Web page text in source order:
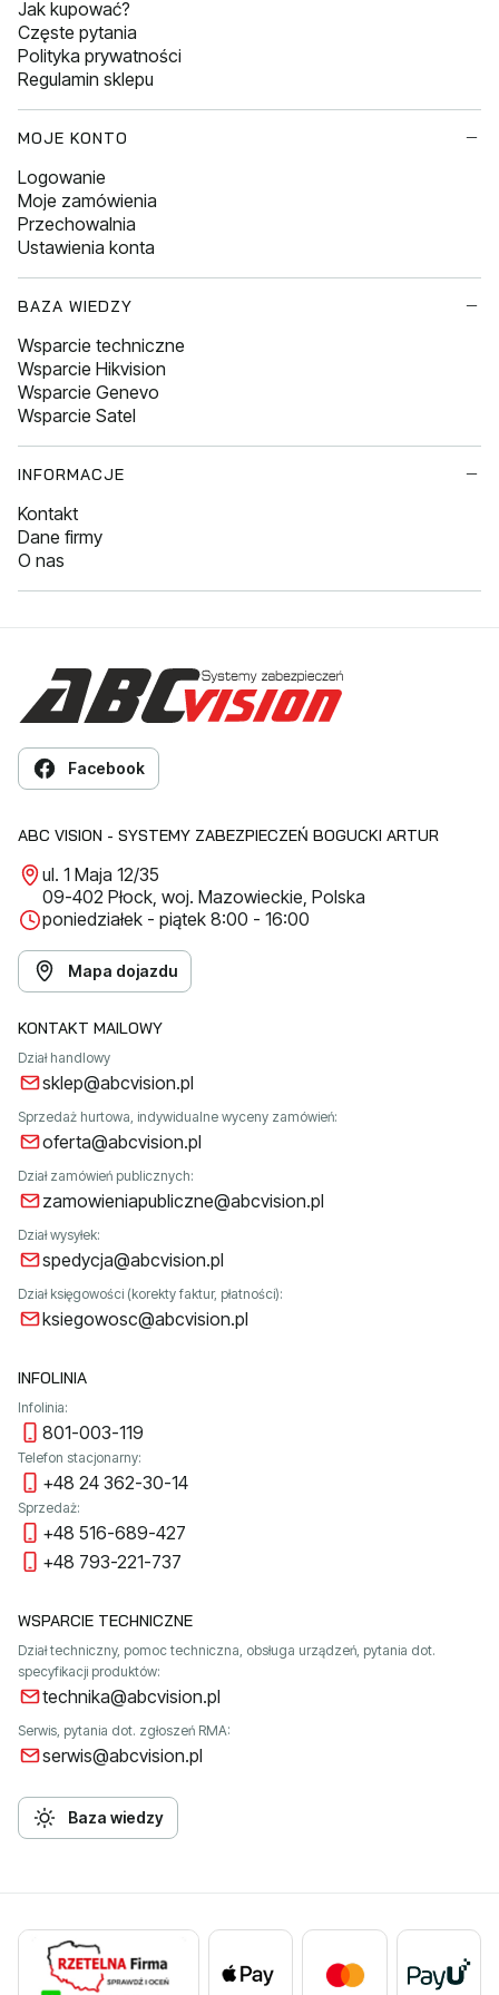
Jak kupować?
Częste pytania
Polityka prywatności
Regulamin sklepu
MOJE KONTO
Logowanie
Moje zamówienia
Przechowalnia
Ustawienia konta
BAZA WIEDZY
Wsparcie techniczne
Wsparcie Hikvision
Wsparcie Genevo
Wsparcie Satel
INFORMACJE
Kontakt
Dane firmy
O nas
Facebook
ABC VISION - SYSTEMY ZABEZPIECZEŃ BOGUCKI ARTUR
ul. 1 Maja 12/35
09-402 Płock, woj. Mazowieckie, Polska
poniedziałek - piątek 8:00 - 16:00
Mapa dojazdu
KONTAKT MAILOWY
Dział handlowy
sklep@abcvision.pl
Sprzedaż hurtowa, indywidualne wyceny zamówień:
oferta@abcvision.pl
Dział zamówień publicznych:
zamowieniapubliczne@abcvision.pl
Dział wysyłek:
spedycja@abcvision.pl
Dział księgowości (korekty faktur, płatności):
ksiegowosc@abcvision.pl
INFOLINIA
Infolinia:
801-003-119
Telefon stacjonarny:
+48 24 362-30-14
Sprzedaż:
+48 516-689-427
+48 793-221-737
WSPARCIE TECHNICZNE
Dział techniczny, pomoc techniczna, obsługa urządzeń, pytania dot.
specyfikacji produktów:
technika@abcvision.pl
Serwis, pytania dot. zgłoszeń RMA:
serwis@abcvision.pl
Baza wiedzy